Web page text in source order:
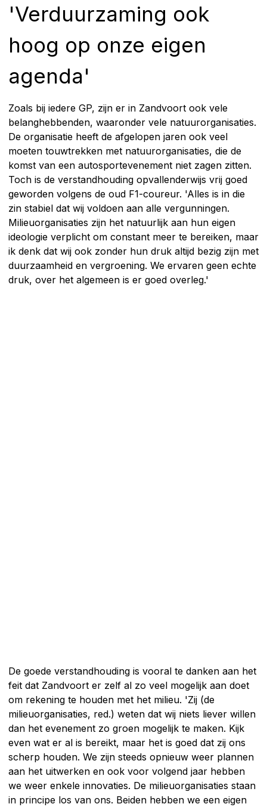
'Verduurzaming ook
hoog op onze eigen
agenda'
Zoals bij iedere GP, zijn er in Zandvoort ook vele
belanghebbenden, waaronder vele natuurorganisaties.
De organisatie heeft de afgelopen jaren ook veel
moeten touwtrekken met natuurorganisaties, die de
komst van een autosportevenement niet zagen zitten.
Toch is de verstandhouding opvallenderwijs vrij goed
geworden volgens de oud F1-coureur. 'Alles is in die
zin stabiel dat wij voldoen aan alle vergunningen.
Milieuorganisaties zijn het natuurlijk aan hun eigen
ideologie verplicht om constant meer te bereiken, maar
ik denk dat wij ook zonder hun druk altijd bezig zijn met
duurzaamheid en vergroening. We ervaren geen echte
druk, over het algemeen is er goed overleg.'
De goede verstandhouding is vooral te danken aan het
feit dat Zandvoort er zelf al zo veel mogelijk aan doet
om rekening te houden met het milieu. 'Zij (de
milieuorganisaties, red.) weten dat wij niets liever willen
dan het evenement zo groen mogelijk te maken. Kijk
even wat er al is bereikt, maar het is goed dat zij ons
scherp houden. We zijn steeds opnieuw weer plannen
aan het uitwerken en ook voor volgend jaar hebben
we weer enkele innovaties. De milieuorganisaties staan
in principe los van ons. Beiden hebben we een eigen